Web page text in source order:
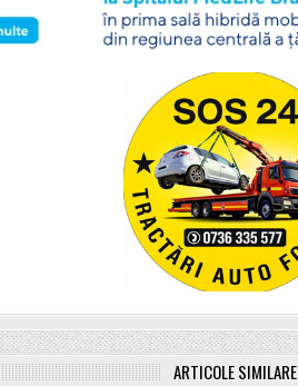
ARTICOLE SIMILARE